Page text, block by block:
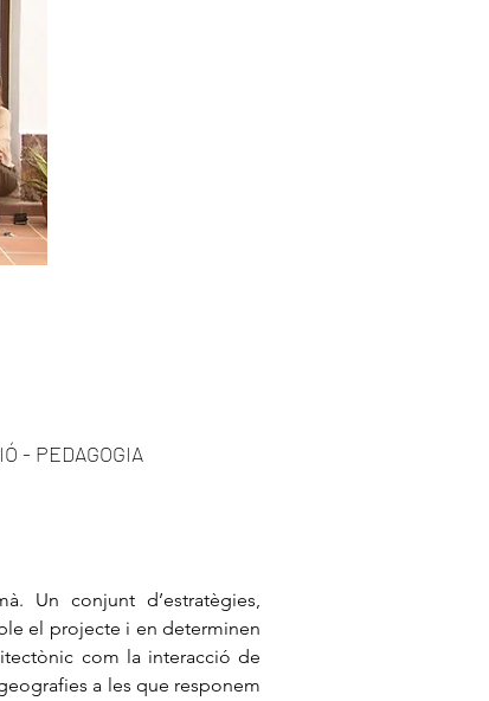
- PEDAGOGIA
Un conjunt d’estratègies,
el projecte i en determinen
com la interacció de
a les que responem